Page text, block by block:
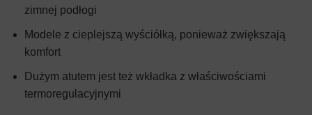
zimnej podłogi
Modele z cieplejszą wyściółką, ponieważ zwiększają
komfort
Dużym atutem jest też wkładka z właściwościami
termoregulacyjnymi